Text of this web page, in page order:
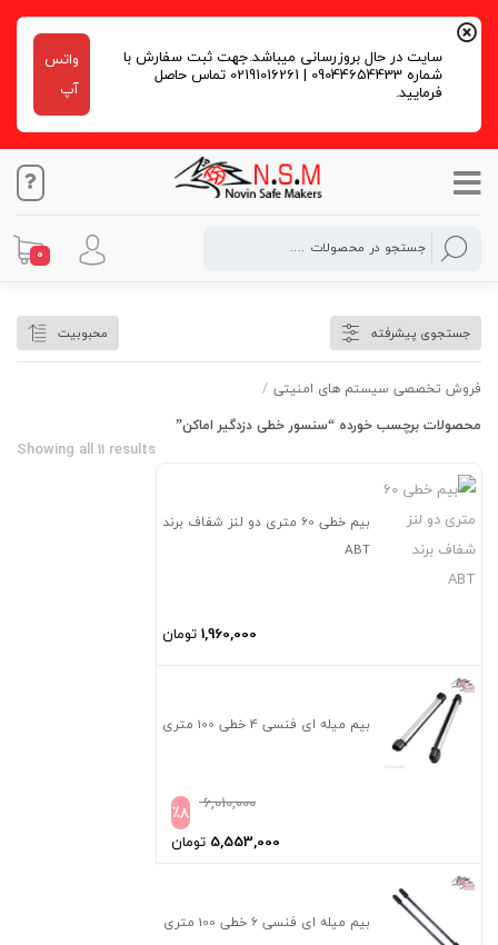
سایت در حال بروزرسانی میباشد.جهت ثبت سفارش با
شماره 09044654433 | 02191016261 تماس حاصل
فرمایید.
واتس
آپ
0
سنسور خطی دزدگیر اماکن
جستجوی پیشرفته محبوبیت
فروش تخصصی سیستم های امنیتی /
محصولات برچسب خورده “سنسور خطی دزدگیر اماکن”
Showing all 11 results
بیم خطی 60 متری دو لنز شفاف برند
ABT
1,960,000تومان
بیم میله ای فنسی 4 خطی 100 متری
٪8 6,010,000
5,553,000 تومان
بیم میله ای فنسی 6 خطی 100 متری